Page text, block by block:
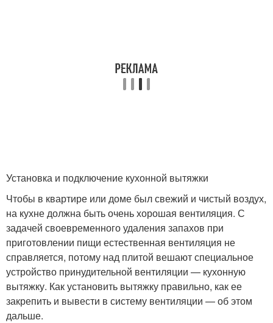
Установка и подключение кухонной вытяжки
Чтобы в квартире или доме был свежий и чистый воздух,
на кухне должна быть очень хорошая вентиляция. С
задачей своевременного удаления запахов при
приготовлении пищи естественная вентиляция не
справляется, потому над плитой вешают специальное
устройство принудительной вентиляции — кухонную
вытяжку. Как установить вытяжку правильно, как ее
закрепить и вывести в систему вентиляции — об этом
дальше.